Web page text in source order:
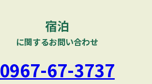
宿泊
に関するお問い合わせ
0967-67-3737